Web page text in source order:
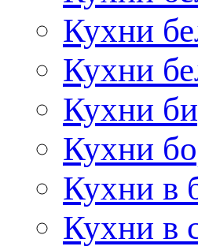
Кухни
Кухни
Кухни
Кухни
Кухни в
Кухни в